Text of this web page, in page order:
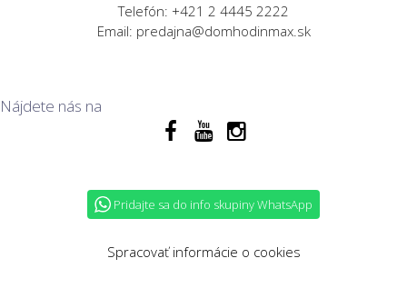
Telefón: +421 2 4445 2222
Email: predajna@domhodinmax.sk
Nájdete nás na
Pridajte sa do info skupiny WhatsApp
Spracovať informácie o cookies